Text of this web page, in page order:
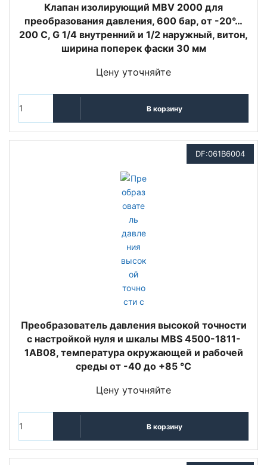
Клапан изолирующий MBV 2000 для
преобразования давления, 600 бар, от -20°…
200 C, G 1/4 внутренний и 1/2 наружный, витон,
ширина поперек фаски 30 мм
Цену уточняйте
В корзину
DF:061B6004
Преобразователь давления высокой точности
с настройкой нуля и шкалы MBS 4500-1811-
1AB08, температура окружающей и рабочей
среды от -40 до +85 °C
Цену уточняйте
В корзину